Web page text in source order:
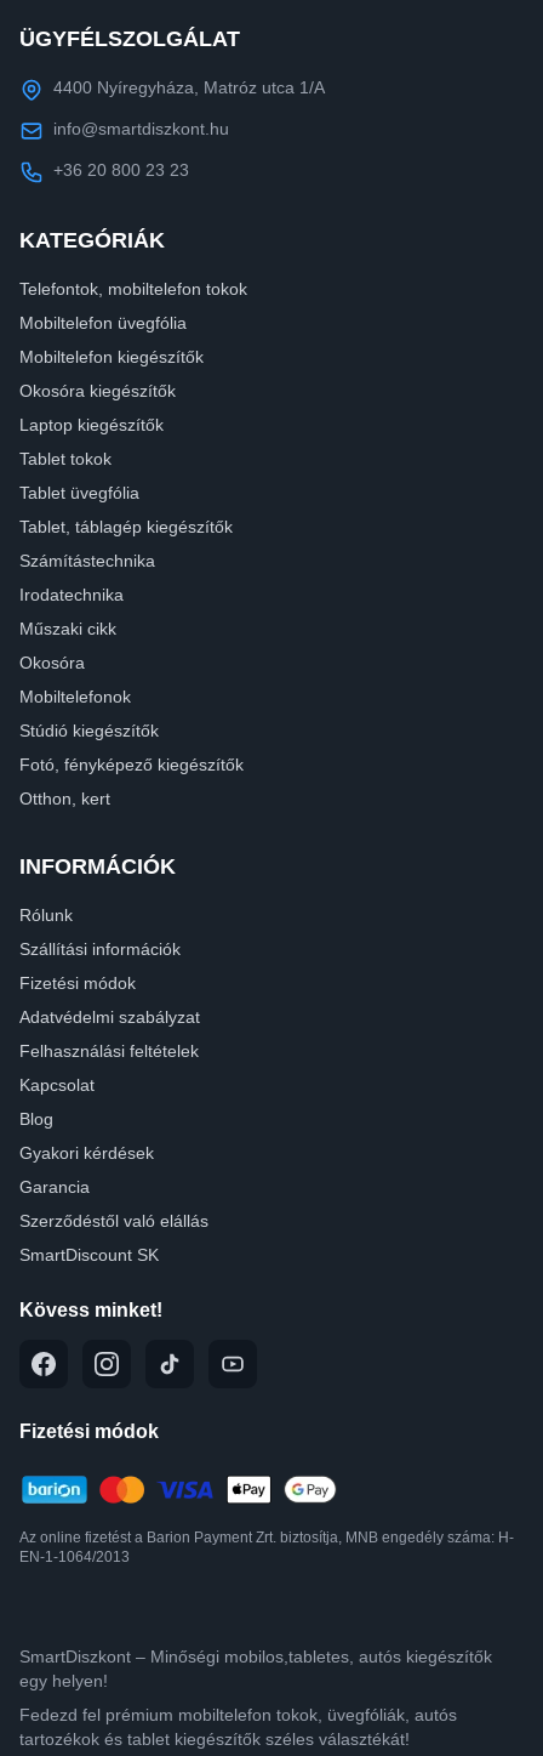
ÜGYFÉLSZOLGÁLAT
4400 Nyíregyháza, Matróz utca 1/A
info@smartdiszkont.hu
+36 20 800 23 23
KATEGÓRIÁK
Telefontok, mobiltelefon tokok
Mobiltelefon üvegfólia
Mobiltelefon kiegészítők
Okosóra kiegészítők
Laptop kiegészítők
Tablet tokok
Tablet üvegfólia
Tablet, táblagép kiegészítők
Számítástechnika
Irodatechnika
Műszaki cikk
Okosóra
Mobiltelefonok
Stúdió kiegészítők
Fotó, fényképező kiegészítők
Otthon, kert
INFORMÁCIÓK
Rólunk
Szállítási információk
Fizetési módok
Adatvédelmi szabályzat
Felhasználási feltételek
Kapcsolat
Blog
Gyakori kérdések
Garancia
Szerződéstől való elállás
SmartDiscount SK
Kövess minket!
Fizetési módok
Az online fizetést a Barion Payment Zrt. biztosítja, MNB engedély száma: H-
EN-1-1064/2013
SmartDiszkont – Minőségi mobilos,tabletes, autós kiegészítők
egy helyen!
Fedezd fel prémium mobiltelefon tokok, üvegfóliák, autós
tartozékok és tablet kiegészítők széles választékát!